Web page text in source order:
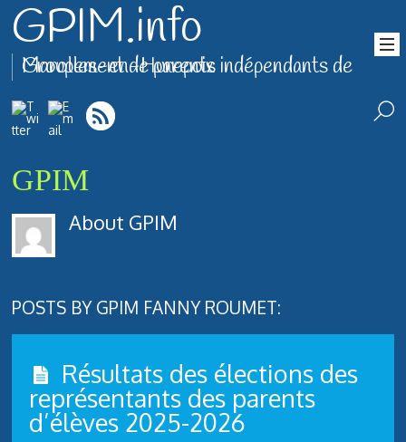
GPIM.info
Groupement de parents indépendants de Marolles-en-Hurepoix
GPIM
About GPIM
POSTS BY GPIM FANNY ROUMET:
Résultats des élections des
représentants des parents
d’élèves 2025-2026